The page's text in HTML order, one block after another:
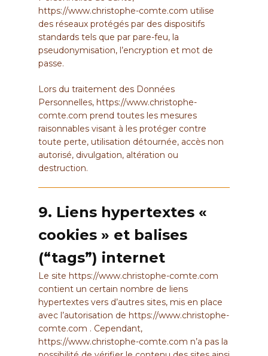
https://www.christophe-comte.com utilise
des réseaux protégés par des dispositifs
standards tels que par pare-feu, la
pseudonymisation, l’encryption et mot de
passe.
Lors du traitement des Données
Personnelles, https://www.christophe-
comte.com prend toutes les mesures
raisonnables visant à les protéger contre
toute perte, utilisation détournée, accès non
autorisé, divulgation, altération ou
destruction.
9. Liens hypertextes «
cookies » et balises
(“tags”) internet
Le site https://www.christophe-comte.com
contient un certain nombre de liens
hypertextes vers d’autres sites, mis en place
avec l’autorisation de https://www.christophe-
comte.com . Cependant,
https://www.christophe-comte.com n’a pas la